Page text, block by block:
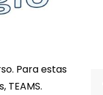
Para estas